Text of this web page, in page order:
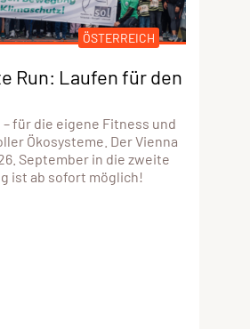
ÖSTERREICH
Run: Laufen für den
für die eigene Fitness und
Ökosysteme. Der Vienna
September in die zweite
ist ab sofort möglich!